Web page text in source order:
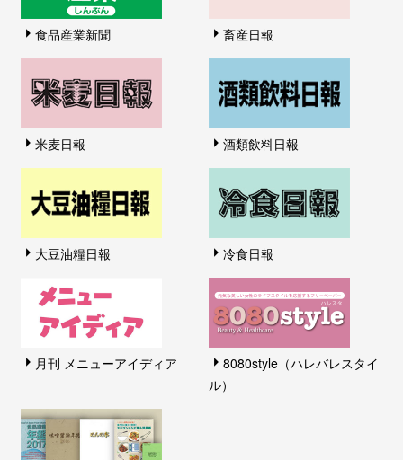
食品産業新聞 畜産日報
米麦日報 酒類飲料日報
大豆油糧日報 冷食日報
月刊 メニューアイディア
8080style（ハレバレスタイ
ル）